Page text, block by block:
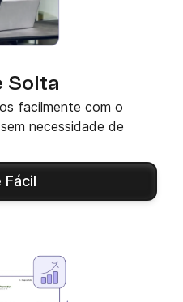
Solta
facilmente com o
necessidade de
Fácil